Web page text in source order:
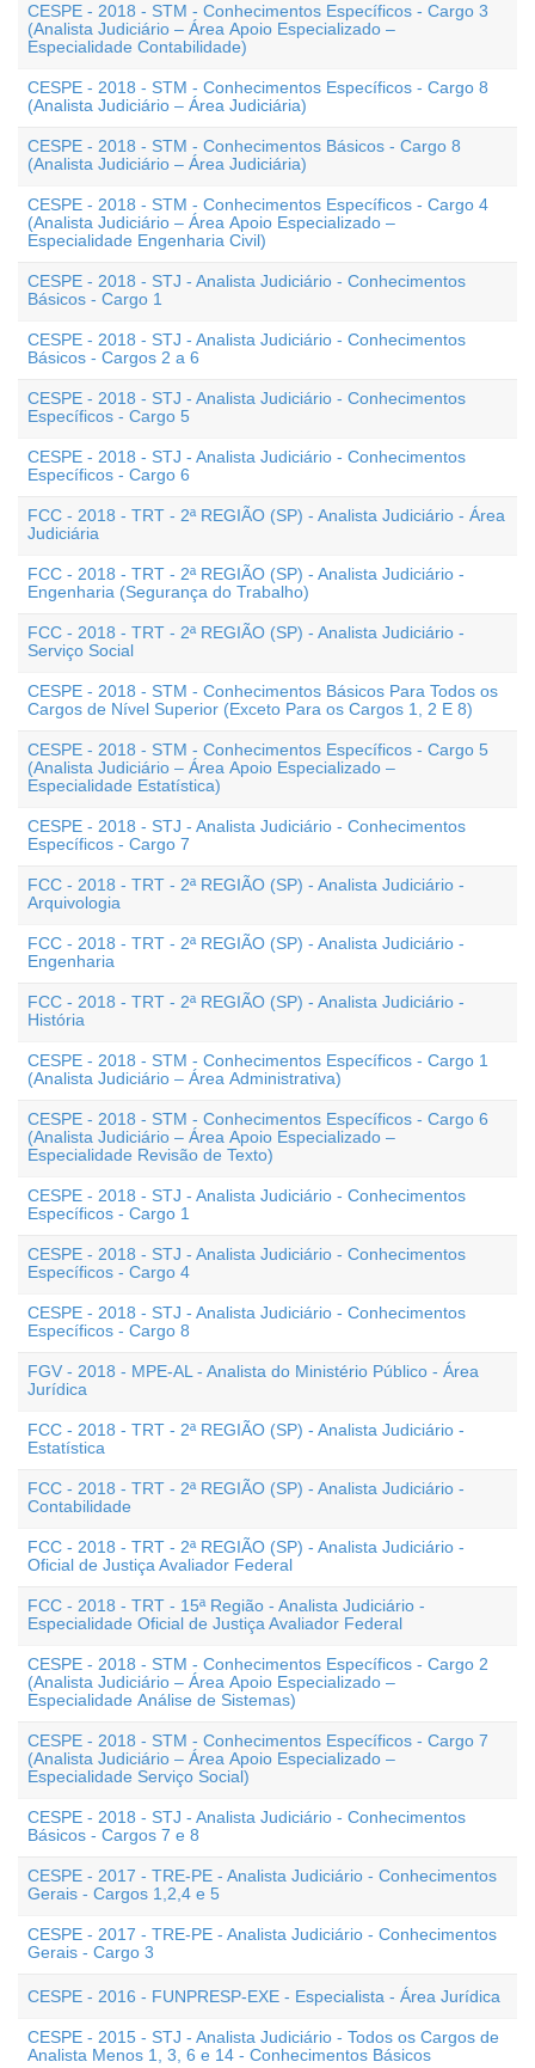
CESPE - 2018 - STM - Conhecimentos Específicos - Cargo 3
(Analista Judiciário – Área Apoio Especializado –
Especialidade Contabilidade)
CESPE - 2018 - STM - Conhecimentos Específicos - Cargo 8
(Analista Judiciário – Área Judiciária)
CESPE - 2018 - STM - Conhecimentos Básicos - Cargo 8
(Analista Judiciário – Área Judiciária)
CESPE - 2018 - STM - Conhecimentos Específicos - Cargo 4
(Analista Judiciário – Área Apoio Especializado –
Especialidade Engenharia Civil)
CESPE - 2018 - STJ - Analista Judiciário - Conhecimentos
Básicos - Cargo 1
CESPE - 2018 - STJ - Analista Judiciário - Conhecimentos
Básicos - Cargos 2 a 6
CESPE - 2018 - STJ - Analista Judiciário - Conhecimentos
Específicos - Cargo 5
CESPE - 2018 - STJ - Analista Judiciário - Conhecimentos
Específicos - Cargo 6
FCC - 2018 - TRT - 2ª REGIÃO (SP) - Analista Judiciário - Área
Judiciária
FCC - 2018 - TRT - 2ª REGIÃO (SP) - Analista Judiciário -
Engenharia (Segurança do Trabalho)
FCC - 2018 - TRT - 2ª REGIÃO (SP) - Analista Judiciário -
Serviço Social
CESPE - 2018 - STM - Conhecimentos Básicos Para Todos os
Cargos de Nível Superior (Exceto Para os Cargos 1, 2 E 8)
CESPE - 2018 - STM - Conhecimentos Específicos - Cargo 5
(Analista Judiciário – Área Apoio Especializado –
Especialidade Estatística)
CESPE - 2018 - STJ - Analista Judiciário - Conhecimentos
Específicos - Cargo 7
FCC - 2018 - TRT - 2ª REGIÃO (SP) - Analista Judiciário -
Arquivologia
FCC - 2018 - TRT - 2ª REGIÃO (SP) - Analista Judiciário -
Engenharia
FCC - 2018 - TRT - 2ª REGIÃO (SP) - Analista Judiciário -
História
CESPE - 2018 - STM - Conhecimentos Específicos - Cargo 1
(Analista Judiciário – Área Administrativa)
CESPE - 2018 - STM - Conhecimentos Específicos - Cargo 6
(Analista Judiciário – Área Apoio Especializado –
Especialidade Revisão de Texto)
CESPE - 2018 - STJ - Analista Judiciário - Conhecimentos
Específicos - Cargo 1
CESPE - 2018 - STJ - Analista Judiciário - Conhecimentos
Específicos - Cargo 4
CESPE - 2018 - STJ - Analista Judiciário - Conhecimentos
Específicos - Cargo 8
FGV - 2018 - MPE-AL - Analista do Ministério Público - Área
Jurídica
FCC - 2018 - TRT - 2ª REGIÃO (SP) - Analista Judiciário -
Estatística
FCC - 2018 - TRT - 2ª REGIÃO (SP) - Analista Judiciário -
Contabilidade
FCC - 2018 - TRT - 2ª REGIÃO (SP) - Analista Judiciário -
Oficial de Justiça Avaliador Federal
FCC - 2018 - TRT - 15ª Região - Analista Judiciário -
Especialidade Oficial de Justiça Avaliador Federal
CESPE - 2018 - STM - Conhecimentos Específicos - Cargo 2
(Analista Judiciário – Área Apoio Especializado –
Especialidade Análise de Sistemas)
CESPE - 2018 - STM - Conhecimentos Específicos - Cargo 7
(Analista Judiciário – Área Apoio Especializado –
Especialidade Serviço Social)
CESPE - 2018 - STJ - Analista Judiciário - Conhecimentos
Básicos - Cargos 7 e 8
CESPE - 2017 - TRE-PE - Analista Judiciário - Conhecimentos
Gerais - Cargos 1,2,4 e 5
CESPE - 2017 - TRE-PE - Analista Judiciário - Conhecimentos
Gerais - Cargo 3
CESPE - 2016 - FUNPRESP-EXE - Especialista - Área Jurídica
CESPE - 2015 - STJ - Analista Judiciário - Todos os Cargos de
Analista Menos 1, 3, 6 e 14 - Conhecimentos Básicos